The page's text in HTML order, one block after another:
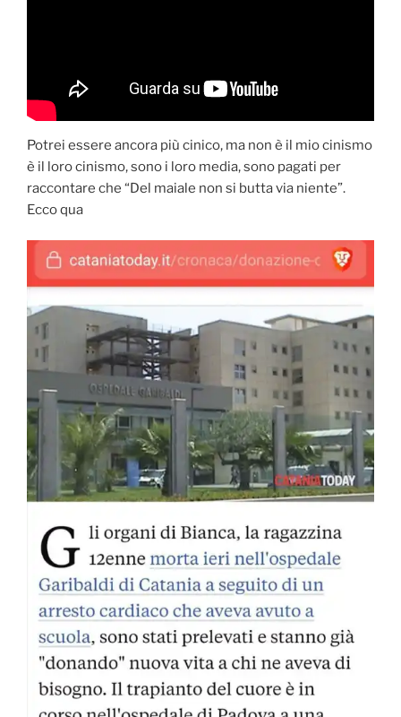
Potrei essere ancora più cinico, ma non è il mio cinismo
è il loro cinismo, sono i loro media, sono pagati per
raccontare che “Del maiale non si butta via niente”.
Ecco qua